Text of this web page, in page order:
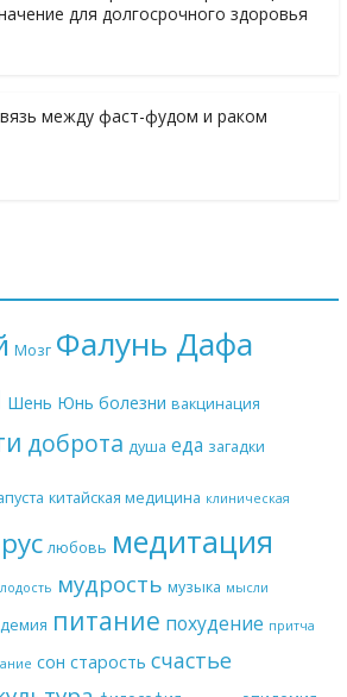
для долгосрочного здоровья
между фаст-фудом и раком
Мозг Фалунь Дафа
Шень Юнь болезни вакцинация
доброта душа еда загадки
китайская медицина клиническая
любовь медитация
мудрость музыка мысли
питание похудение притча
сон старость счастье